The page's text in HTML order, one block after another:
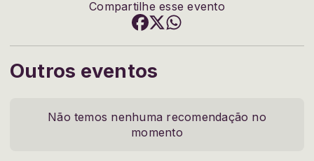
Outros eventos
Não temos nenhuma recomendação no
momento
Compartilhe esse evento